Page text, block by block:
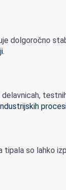
dolgoročno
so lahko